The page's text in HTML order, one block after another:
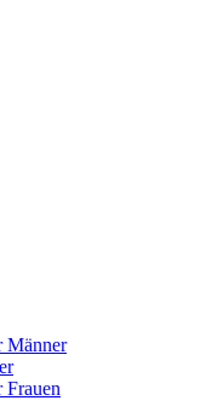
Männer
Frauen